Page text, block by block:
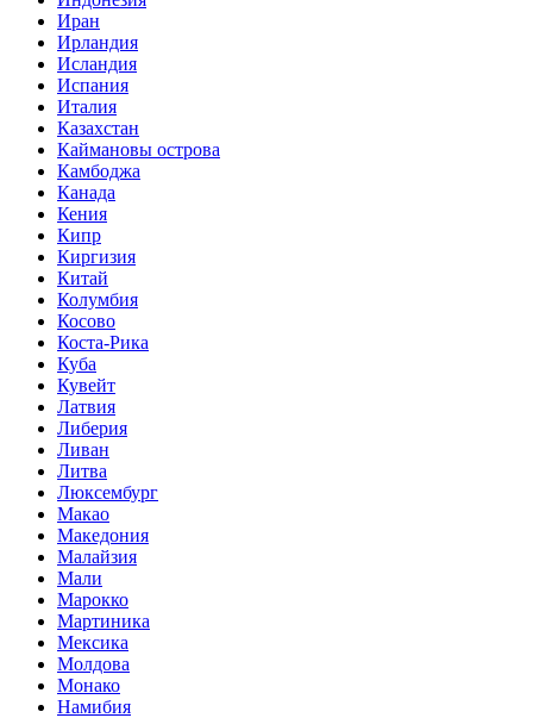
Иран
Ирландия
Исландия
Испания
Италия
Казахстан
Каймановы острова
Камбоджа
Канада
Кения
Кипр
Киргизия
Китай
Колумбия
Косово
Коста-Рика
Куба
Кувейт
Латвия
Либерия
Ливан
Литва
Люксембург
Макао
Македония
Малайзия
Мали
Марокко
Мартиника
Мексика
Молдова
Монако
Намибия